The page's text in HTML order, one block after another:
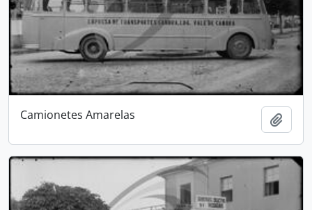
Camionetes Amarelas